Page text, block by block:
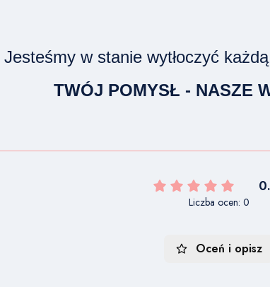
Jesteśmy w stanie wytłoczyć
TWÓJ POMYSŁ - NASZE
Liczba ocen: 0
Oceń i opisz